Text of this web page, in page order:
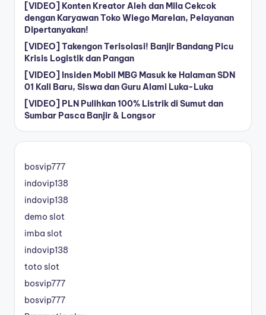
[VIDEO] Konten Kreator Aleh dan Mila Cekcok
dengan Karyawan Toko Wiego Marelan, Pelayanan
Dipertanyakan!
[VIDEO] Takengon Terisolasi! Banjir Bandang Picu
Krisis Logistik dan Pangan
[VIDEO] Insiden Mobil MBG Masuk ke Halaman SDN
01 Kali Baru, Siswa dan Guru Alami Luka-Luka
[VIDEO] PLN Pulihkan 100% Listrik di Sumut dan
Sumbar Pasca Banjir & Longsor
bosvip777
indovip138
indovip138
demo slot
imba slot
indovip138
toto slot
bosvip777
bosvip777